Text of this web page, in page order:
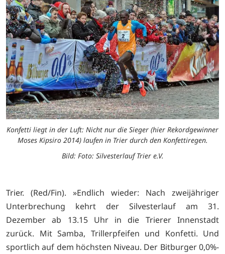
Konfetti liegt in der Luft: Nicht nur die Sieger (hier Rekordgewinner
Moses Kipsiro 2014) laufen in Trier durch den Konfettiregen.
Bild: Foto: Silvesterlauf Trier e.V.
Trier. (Red/Fin). »Endlich wieder: Nach zweijähriger
Unterbrechung kehrt der Silvesterlauf am 31.
Dezember ab 13.15 Uhr in die Trierer Innenstadt
zurück. Mit Samba, Trillerpfeifen und Konfetti. Und
sportlich auf dem höchsten Niveau. Der Bitburger 0,0%-